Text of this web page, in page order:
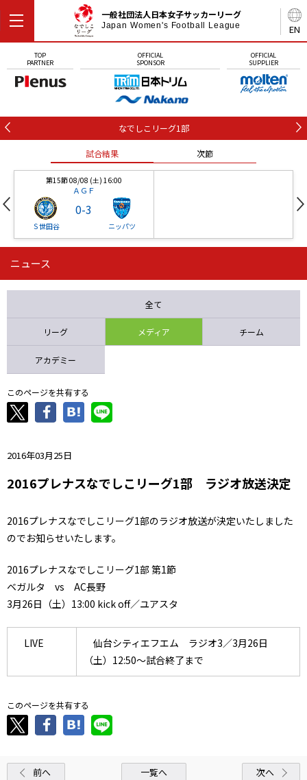
EN
一般社団法人日本女子サッカーリーグ
Japan Women's Football League
TOP
PARTNER
OFFICIAL
SPONSOR
OFFICIAL
SUPPLIER
なでしこリーグ1部
試合結果 次節
第15節 08/08 (土) 16:00
ＡＧＦ
Ｓ世田谷
0-3
ニッパツ
第16節 09/05 (土) 15:00
ニッパツ 石人の星
ニュース
全て
リーグ メディア チーム
アカデミー
このページを共有する
2016年03月25日
2016プレナスなでしこリーグ1部 ラジオ放送決定
2016プレナスなでしこリーグ1部のラジオ放送が決定いたしました
のでお知らせいたします。
2016プレナスなでしこリーグ1部 第1節
ベガルタ vs AC長野
3月26日（土）13:00 kick off／ユアスタ
LIVE
仙台シティエフエム ラジオ3／3月26日
（土）12:50～試合終了まで
このページを共有する
前へ 一覧へ 次へ